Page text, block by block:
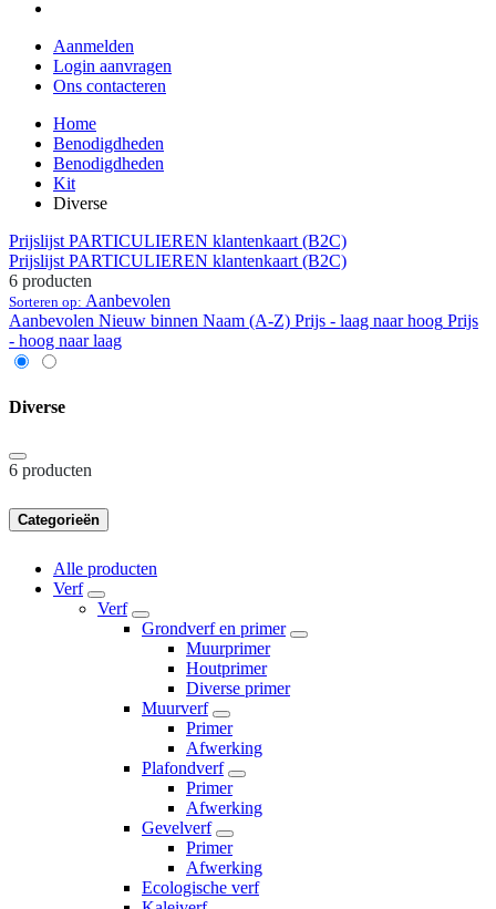
Aanmelden
Login aanvragen
Ons contacteren
Home
Benodigdheden
Benodigdheden
Kit
Diverse
Prijslijst PARTICULIEREN klantenkaart (B2C)
Prijslijst PARTICULIEREN klantenkaart (B2C)
6 producten
Sorteren op: Aanbevolen
Aanbevolen Nieuw binnen Naam (A-Z) Prijs - laag naar hoog Prijs
- hoog naar laag
Diverse
6 producten
Categorieën
Alle producten
Verf
Verf
Grondverf en primer
Muurprimer
Houtprimer
Diverse primer
Muurverf
Primer
Afwerking
Plafondverf
Primer
Afwerking
Gevelverf
Primer
Afwerking
Ecologische verf